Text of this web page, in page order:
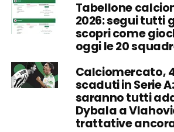
Tabellone
2026: segui tutti
scopri come
oggi le 20
Calciomercato,
scaduti in Serie
saranno tutti
Dybala a
trattative